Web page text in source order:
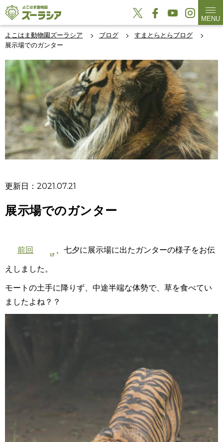
MENU
よこはま動物園ズーラシア ブログ
すまとらとらブログ
展示場でのガンター
更新日：2021.07.21
展示場でのガンター
前回
、七夕に展示場に出たガンターの様子をお伝
えしました。
モートの土手に降りず、中途半端な体勢で、草を食べてい
ましたよね？？